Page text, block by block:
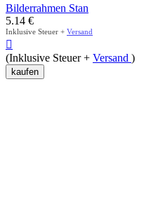
Bilderrahmen Stan
5.14 €
Inklusive Steuer + Versand

(Inklusive Steuer + Versand )
kaufen